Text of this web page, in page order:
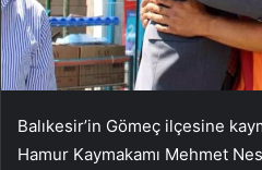
Balıkesir’in Gömeç ilçesine
Hamur Kaymakamı Mehmet